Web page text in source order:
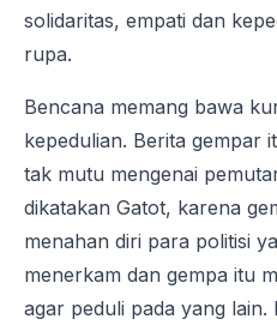
solidaritas, empati dan
rupa.
Bencana memang bawa
kepedulian. Berita gempar
tak mutu mengenai
dikatakan Gatot, karena
menahan diri para politisi
menerkam dan gempa itu
agar peduli pada yang lain.